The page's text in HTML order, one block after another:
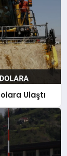
Ulaştı